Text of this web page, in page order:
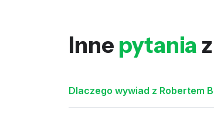
Inne pytania
Dlaczego wywiad z Robertem